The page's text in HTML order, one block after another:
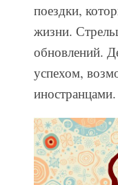
поездки,
жизни.
обновлений.
успехом,
иностранцами.